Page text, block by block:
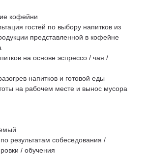
кофейни
гоcтей по выбоpу нaпитков из
представленной в кофейне
на основе эспрессо / чая /
напитков и готовой еды
на рабочем месте и вынос мусора
результатам собеседования /
/ обучения